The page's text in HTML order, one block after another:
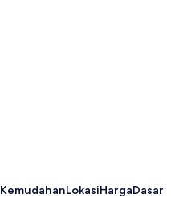
KemudahanLokasiHargaDasar